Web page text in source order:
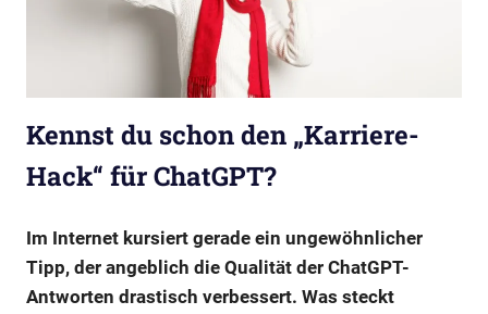
Kennst du schon den „Karriere-
Hack“ für ChatGPT?
Im Internet kursiert gerade ein ungewöhnlicher
Tipp, der angeblich die Qualität der ChatGPT-
Antworten drastisch verbessert. Was steckt